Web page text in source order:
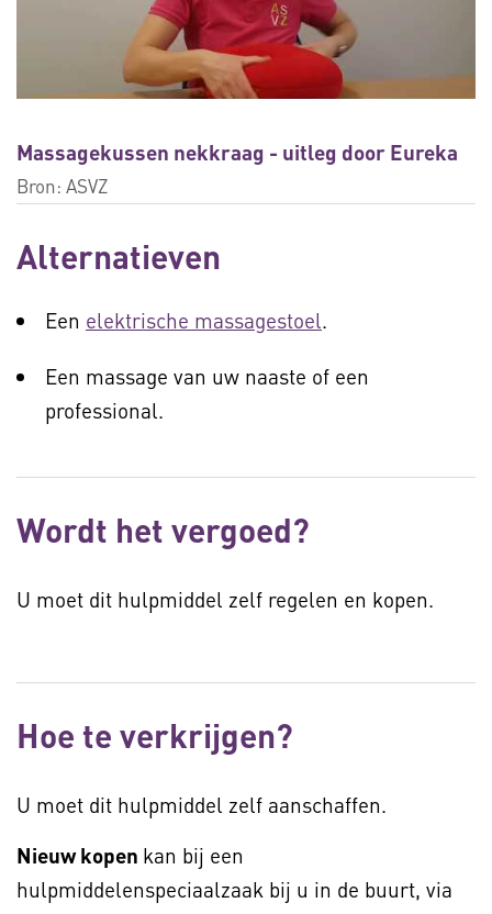
Massagekussen nekkraag - uitleg door Eureka
Bron: ASVZ
Alternatieven
Een elektrische massagestoel.
Een massage van uw naaste of een
professional.
Wordt het vergoed?
U moet dit hulpmiddel zelf regelen en kopen.
Hoe te verkrijgen?
U moet dit hulpmiddel zelf aanschaffen.
Nieuw kopen kan bij een
hulpmiddelenspeciaalzaak bij u in de buurt, via